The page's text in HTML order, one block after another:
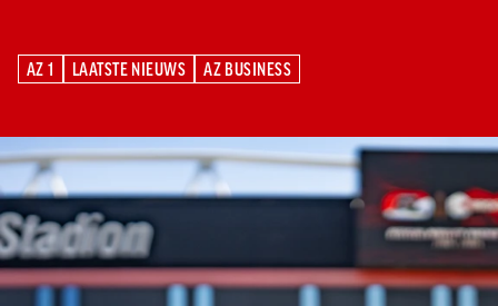
Praktische
informatie
in je agenda
AZ Vrouwen
seizoenkaart
Seizoenkaart
AZ
Jeugdopleiding
Business
AZ 1
AZ 1
LAATSTE NIEUWS
LAATSTE NIEUWS
AZ BUSINESS
AZ BUSINESS